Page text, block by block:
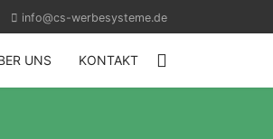
info@cs-werbesysteme.de
UNS KONTAKT